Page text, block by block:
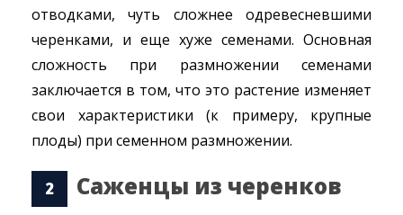
отводками, чуть сложнее одревесневшими
черенками, и еще хуже семенами. Основная
сложность при размножении семенами
заключается в том, что это растение изменяет
свои характеристики (к примеру, крупные
плоды) при семенном размножении.
Саженцы из черенков